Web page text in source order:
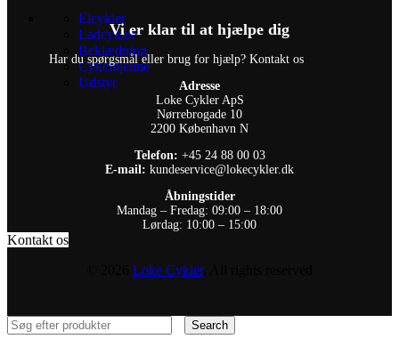
Elcykler
Ladcykler
Beklædning
Cykelhjelme
Udstyr
Vi er klar til at hjælpe dig
Har du spørgsmål eller brug for hjælp? Kontakt os
Adresse
Loke Cykler ApS
Nørrebrogade 10
2200 København N
Telefon: +45 24 88 00 03
E-mail: kundeservice@lokecykler.dk
Åbningstider
Mandag – Fredag: 09:00 – 18:00
Lørdag: 10:00 – 15:00
Kontakt os
Loke Cykler. All rights reserved
Search